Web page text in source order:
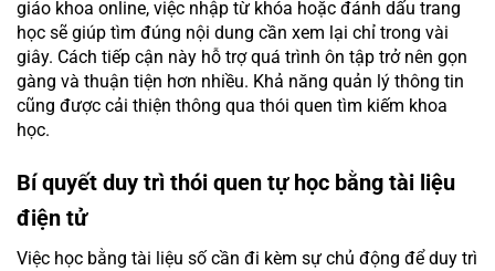
giáo khoa online, việc nhập từ khóa hoặc đánh dấu trang
học sẽ giúp tìm đúng nội dung cần xem lại chỉ trong vài
giây. Cách tiếp cận này hỗ trợ quá trình ôn tập trở nên gọn
gàng và thuận tiện hơn nhiều. Khả năng quản lý thông tin
cũng được cải thiện thông qua thói quen tìm kiếm khoa
học.
Bí quyết duy trì thói quen tự học bằng tài liệu
điện tử
Việc học bằng tài liệu số cần đi kèm sự chủ động để duy trì